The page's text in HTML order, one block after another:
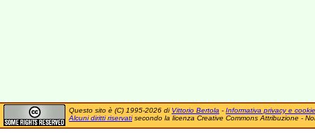
Questo sito è (C) 1995-2026 di Vittorio Bertola - Informativa privacy e cookie
Alcuni diritti riservatisecondo la licenza Creative Commons Attribuzione -